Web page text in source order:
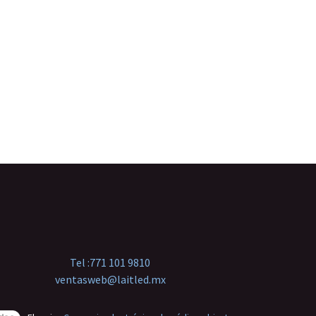
Tel :771 101 9810
ventasweb@laitled.mx